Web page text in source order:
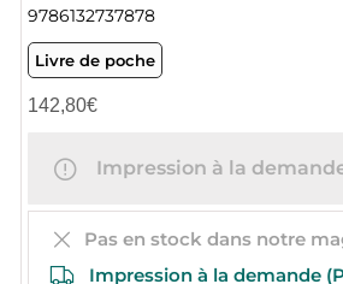
9786132737878
Livre de poche
142,80€
Impression à la demande
Pas en stock dans notre
Impression à la demande